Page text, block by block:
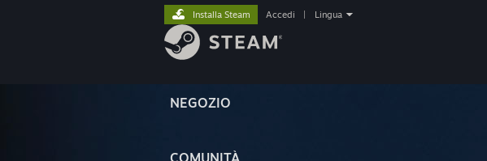
NEGOZIO
COMUNITÀ
Installa Steam Accedi Lingua